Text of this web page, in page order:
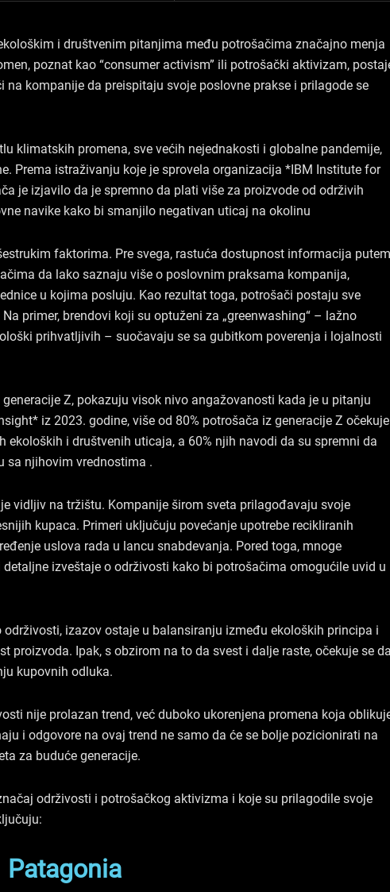
b
o
o
k
e
d
i
n
a
g
r
a
i društvenim pitanjima među potrošačima značajno menja
poznat kao “consumer activism” ili potrošački aktivizam,
kompanije da preispitaju svoje poslovne prakse i prilagode se
klimatskih promena, sve većih nejednakosti i globalne pandemije,
Prema istraživanju koje je sprovela organizacija *IBM Institute for
je izjavilo da je spremno da plati više za proizvode od održivih
navike kako bi smanjilo negativan uticaj na okolinu
faktorima. Pre svega, rastuća dostupnost informacija putem
da lako saznaju više o poslovnim praksama kompanija,
u kojima posluju. Kao rezultat toga, potrošači postaju sve
primer, brendovi koji su optuženi za „greenwashing“ – lažno
prihvatljivih – suočavaju se sa gubitkom poverenja i lojalnosti
Z, pokazuju visok nivo angažovanosti kada je u pitanju
iz 2023. godine, više od 80% potrošača iz generacije Z očekuje
i društvenih uticaja, a 60% njih navodi da su spremni da
sa njihovim vrednostima .
vidljiv na tržištu. Kompanije širom sveta prilagođavaju svoje
kupaca. Primeri uključuju povećanje upotrebe recikliranih
uslova rada u lancu snabdevanja. Pored toga, mnoge
izveštaje o održivosti kako bi potrošačima omogućile uvid u
izazov ostaje u balansiranju između ekoloških principa i
proizvoda. Ipak, s obzirom na to da svest i dalje raste, očekuje se
kupovnih odluka.
nije prolazan trend, već duboko ukorenjena promena koja
i odgovore na ovaj trend ne samo da će se bolje pozicionirati na
za buduće generacije.
održivosti i potrošačkog aktivizma i koje su prilagodile svoje
Patagonia